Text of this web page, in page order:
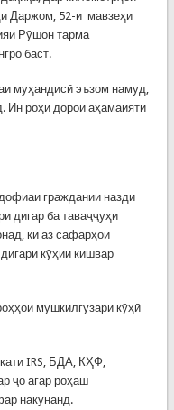
Даржом, 52-и мавзеҳи
Рӯшон тарма
баст.
муҳандисӣ эъзом намуд,
Ин роҳи дорои аҳамаияти
граждании назди
дигар ба таваҷҷуҳи
ки аз сафарҳои
кӯҳии кишвар
мушкилгузари кӯҳӣ
IRS, БДА, КҲФ,
ҷо агар роҳаш
накунанд.